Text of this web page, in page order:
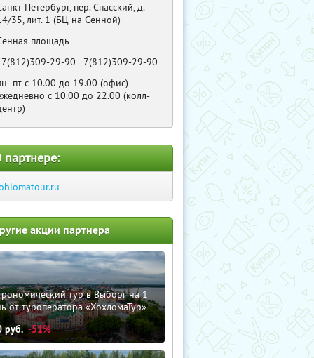
Петербург, пер. Спасский, д.
35, лит. 1 (БЦ на Сенной)
площадь
29-90 +7(812)309-29-90
пт с 10.00 до 19.00 (офис)
с 10.00 до 22.00 (колл-
партнере:
акции партнера
тур в Выборг на 1
от туроператора «ХохломаТур»
руб. -51%